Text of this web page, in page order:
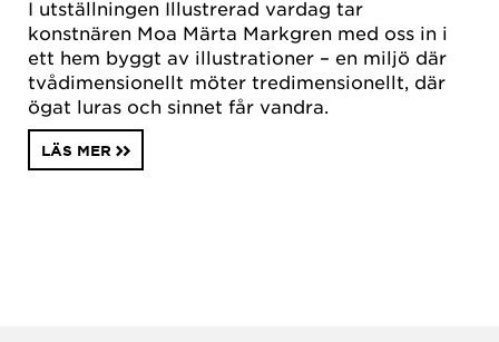
I utställningen Illustrerad vardag tar
konstnären Moa Märta Markgren med oss in i
ett hem byggt av illustrationer – en miljö där
tvådimensionellt möter tredimensionellt, där
ögat luras och sinnet får vandra.
LÄS MER